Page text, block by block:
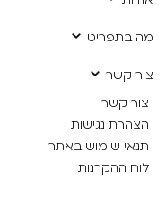
מה בתפריט
צור קשר
צור קשר
הצהרת נגישות
תנאי שימוש באתר
לוח ההקרנות